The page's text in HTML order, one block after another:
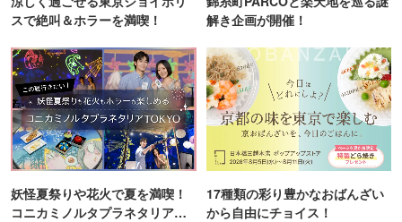
スで絶叫＆ホラーを満喫！
解き企画が開催！
妖怪夏祭りや花火で夏を満喫！
コニカミノルタプラネタリア
17種類の彩り豊かなおばんざい
から自由にチョイス！